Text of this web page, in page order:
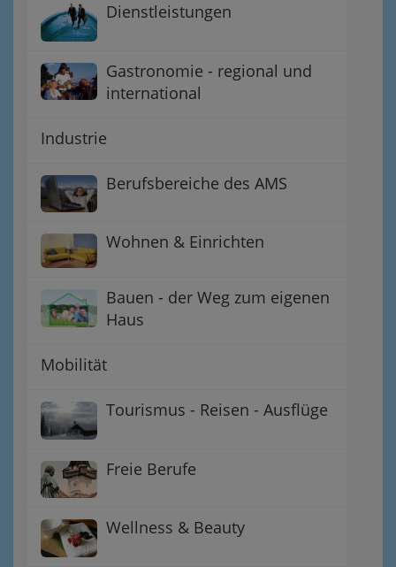
Dienstleistungen
Gastronomie - regional und
international
Industrie
Berufsbereiche des AMS
Wohnen & Einrichten
Bauen - der Weg zum eigenen
Haus
Mobilität
Tourismus - Reisen - Ausflüge
Freie Berufe
Wellness & Beauty